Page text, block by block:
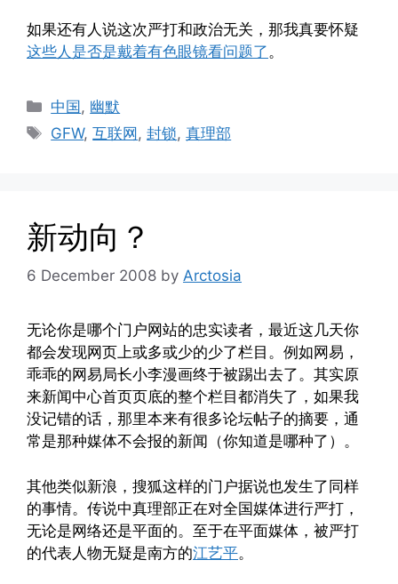
如果还有人说这次严打和政治无关，那我真要怀疑
这些人是否是戴着有色眼镜看问题了 。
Categories
中国, 幽默
Tags
GFW,互联网,封锁,真理部
新动向？
6 December 2008 by Arctosia
无论你是哪个门户网站的忠实读者，最近这几天你
都会发现网页上或多或少的少了栏目。例如网易，
乖乖的网易局长小李漫画终于被踢出去了。其实原
来新闻中心首页页底的整个栏目都消失了，如果我
没记错的话，那里本来有很多论坛帖子的摘要，通
常是那种媒体不会报的新闻（你知道是哪种了）。
其他类似新浪，搜狐这样的门户据说也发生了同样
的事情。传说中真理部正在对全国媒体进行严打，
无论是网络还是平面的。至于在平面媒体，被严打
的代表人物无疑是南方的江艺平。